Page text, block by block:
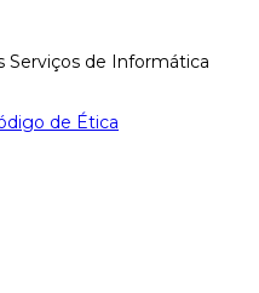
Serviços de Informática
de Ética